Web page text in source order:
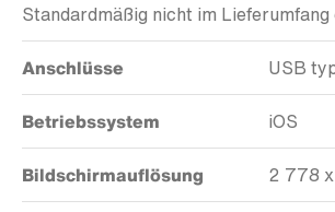
Standardmäßig nicht im Lieferumfang
Anschlüsse USB
Betriebssystem iOS
Bildschirmauflösung 2 778